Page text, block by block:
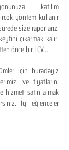
katılım
yöntem kullanır
size raporlarız.
çıkarmak kalır.
önce bir LCV...
için buradayız
ve fiyatlarını
hizmet satın almak
İyi eğlenceler